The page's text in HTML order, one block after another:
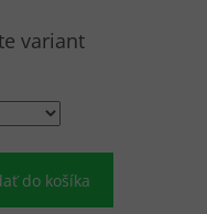
variant
do košíka